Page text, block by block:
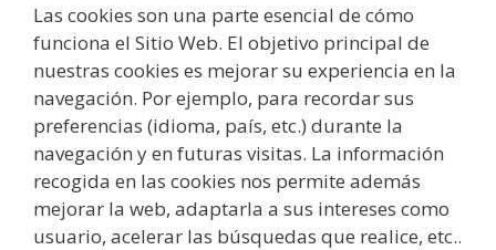
Las cookies son una parte esencial de cómo
funciona el Sitio Web. El objetivo principal de
nuestras cookies es mejorar su experiencia en la
navegación. Por ejemplo, para recordar sus
preferencias (idioma, país, etc.) durante la
navegación y en futuras visitas. La información
recogida en las cookies nos permite además
mejorar la web, adaptarla a sus intereses como
usuario, acelerar las búsquedas que realice, etc..